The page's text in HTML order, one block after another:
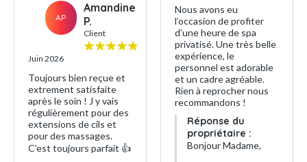
AP
Amandine
P.
Client
Juin 2026
Toujours bien reçue et
extrement satisfaite
après le soin ! J y vais
régulièrement pour des
extensions de cils et
pour des massages.
C’est toujours parfait 👍
Nous avons eu
l’occasion de profiter
d’une heure de spa
privatisé. Une très belle
expérience, le
personnel est adorable
et un cadre agréable.
Rien à reprocher nous
recommandons !
Réponse du
propriétaire :
Bonjour Madame,